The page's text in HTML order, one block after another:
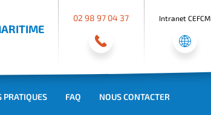
02 98 97 04 37 Intranet CEFCM
PRATIQUES FAQ NOUS CONTACTER